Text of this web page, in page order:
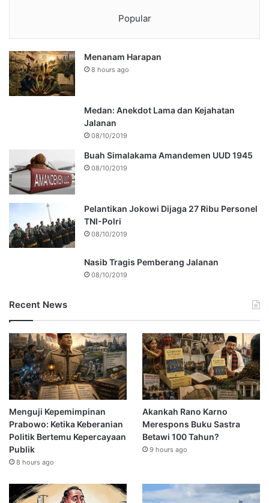
Popular
Menanam Harapan
8 hours ago
Medan: Anekdot Lama dan Kejahatan
Jalanan
08/10/2019
Buah Simalakama Amandemen UUD 1945
08/10/2019
Pelantikan Jokowi Dijaga 27 Ribu Personel
TNI-Polri
08/10/2019
Nasib Tragis Pemberang Jalanan
08/10/2019
Recent News
Menguji Kepemimpinan
Prabowo: Ketika Keberanian
Politik Bertemu Kepercayaan
Publik
8 hours ago
Akankah Rano Karno
Merespons Buku Sastra
Betawi 100 Tahun?
9 hours ago